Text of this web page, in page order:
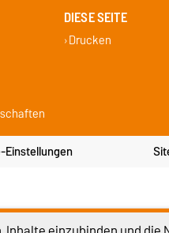
DIESE SEITE
Drucken
Einstellungen